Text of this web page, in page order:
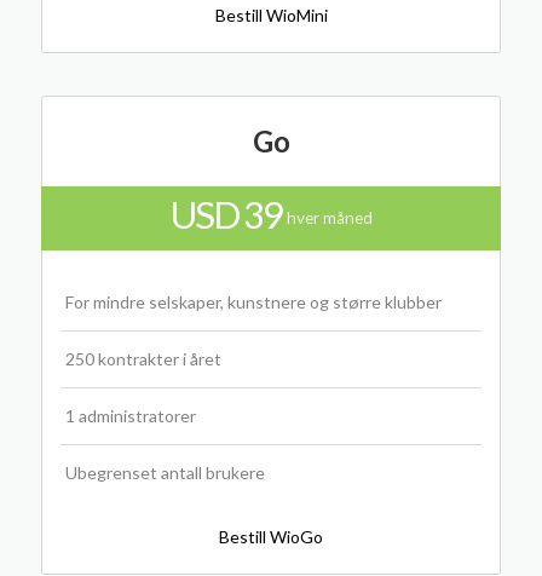
Bestill WioMini
Go
USD 39hver måned
For mindre selskaper, kunstnere og større klubber
250 kontrakter i året
1 administratorer
Ubegrenset antall brukere
Bestill WioGo